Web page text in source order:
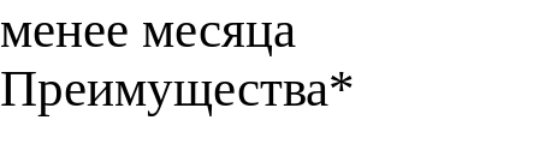
менее месяца
Преимущества*